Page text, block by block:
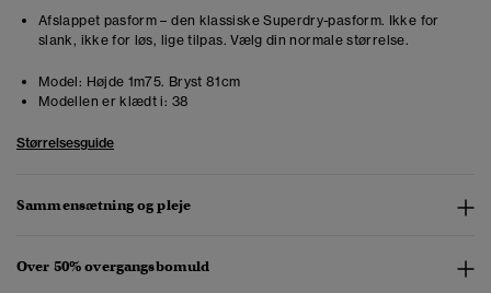
Afslappet pasform – den klassiske Superdry-pasform. Ikke for
slank, ikke for løs, lige tilpas. Vælg din normale størrelse.
Model: Højde 1m75. Bryst 81cm
Modellen er klædt i: 38
Størrelsesguide
Sammensætning og pleje
Over 50% overgangsbomuld